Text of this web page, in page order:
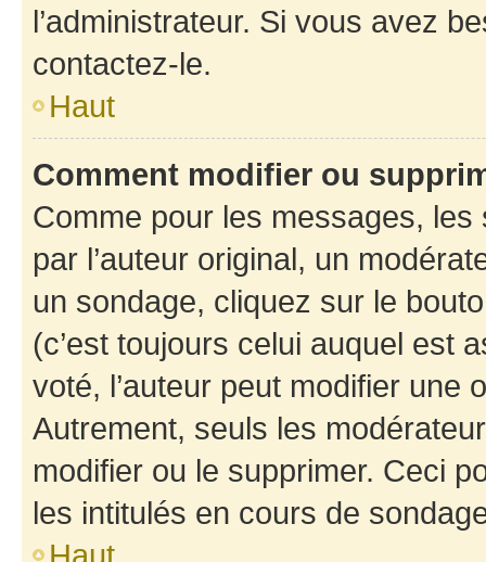
l’administrateur. Si vous avez
contactez-le.
Haut
Comment modifier ou
Comme pour les messages,
par l’auteur original, un
un sondage, cliquez sur le
(c’est toujours celui auquel est
voté, l’auteur peut modifier une
Autrement, seuls les
modifier ou le supprimer. Ceci
les intitulés en cours de